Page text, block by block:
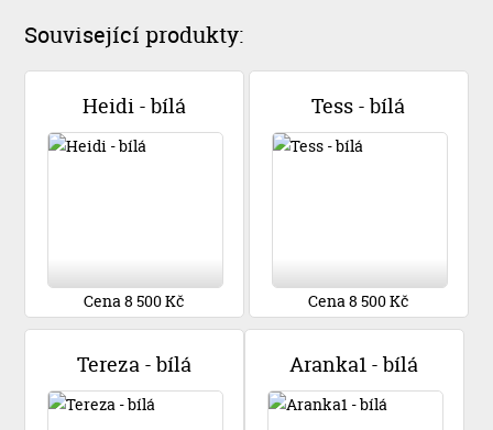
Související produkty:
Heidi - bílá
Cena 8 500 Kč
Tess - bílá
Cena 8 500 Kč
Tereza - bílá Aranka1 - bílá